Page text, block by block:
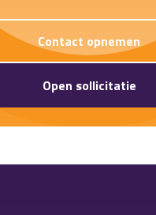
Contact opnemen
Open sollicitatie